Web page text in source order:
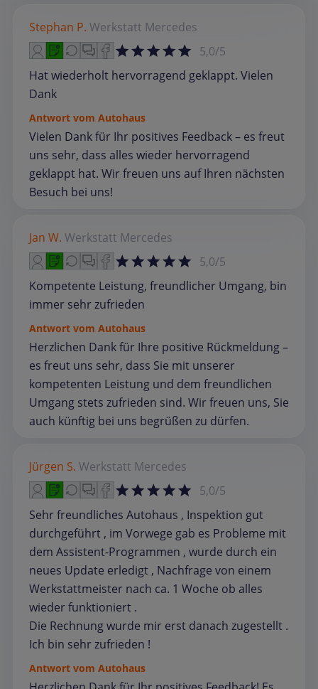
Stephan P. Werkstatt Mercedes
5,0/5
Hat wiederholt hervorragend geklappt. Vielen
Dank
Antwort vom Autohaus
Vielen Dank für Ihr positives Feedback – es freut
uns sehr, dass alles wieder hervorragend
geklappt hat. Wir freuen uns auf Ihren nächsten
Besuch bei uns!
Jan W. Werkstatt Mercedes
5,0/5
Kompetente Leistung, freundlicher Umgang, bin
immer sehr zufrieden
Antwort vom Autohaus
Herzlichen Dank für Ihre positive Rückmeldung –
es freut uns sehr, dass Sie mit unserer
kompetenten Leistung und dem freundlichen
Umgang stets zufrieden sind. Wir freuen uns, Sie
auch künftig bei uns begrüßen zu dürfen.
Jürgen S. Werkstatt Mercedes
5,0/5
Sehr freundliches Autohaus , Inspektion gut
durchgeführt , im Vorwege gab es Probleme mit
dem Assistent-Programmen , wurde durch ein
neues Update erledigt , Nachfrage von einem
Werkstattmeister nach ca. 1 Woche ob alles
wieder funktioniert .
Die Rechnung wurde mir erst danach zugestellt .
Ich bin sehr zufrieden !
Antwort vom Autohaus